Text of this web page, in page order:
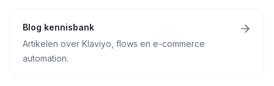
Blog kennisbank
Artikelen over Klaviyo, flows en e-commerce
automation.